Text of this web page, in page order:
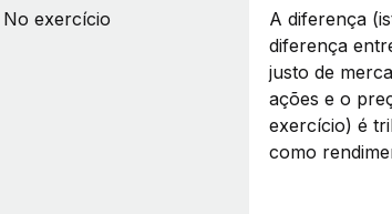
No exercício
A diferença
diferença
justo de
ações e o
exercício) é
como